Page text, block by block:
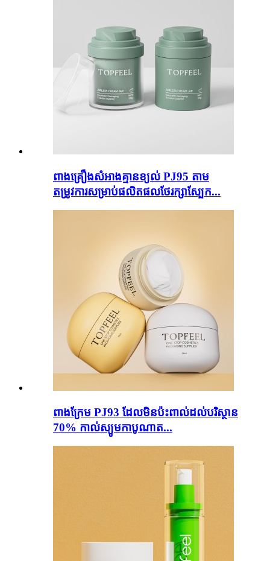
ពាងគ្រឿងសំអាងគ្មានខ្យល់ PJ95 តាម
តម្រូវការសម្រាប់ផលិតផលថែរក្សាស្បែក...
ពាងក្រែម PJ93 ដែលមិនប៉ះពាល់ដល់បរិស្ថាន
70% កាល់ស្យូមកាបូណាត...